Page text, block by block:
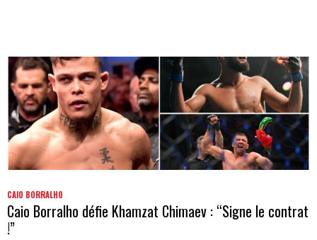
CAIO BORRALHO
Caio Borralho défie Khamzat Chimaev : “Signe le contrat
!”